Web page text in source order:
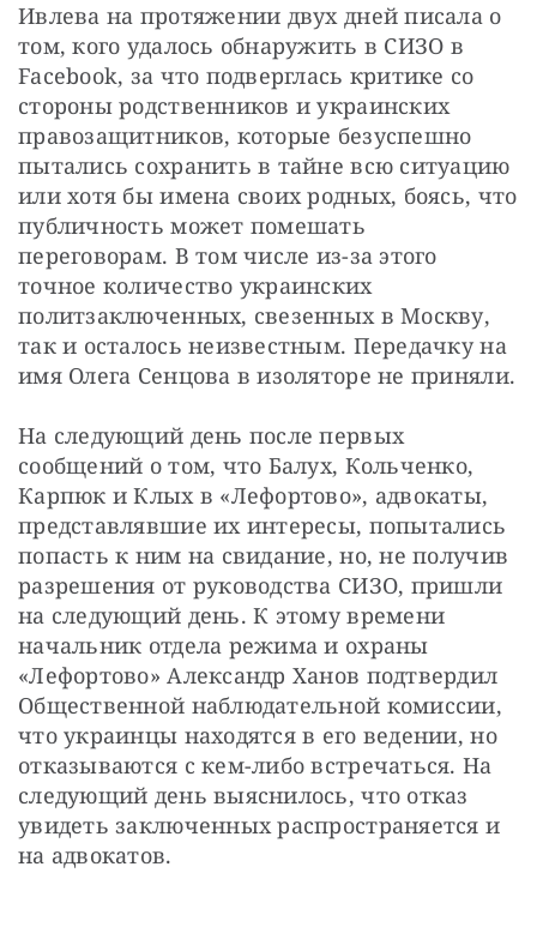
Ивлева на протяжении двух дней писала о
том, кого удалось обнаружить в СИЗО в
Facebook, за что подверглась критике со
стороны родственников и украинских
правозащитников, которые безуспешно
пытались сохранить в тайне всю ситуацию
или хотя бы имена своих родных, боясь, что
публичность может помешать
переговорам. В том числе из-за этого
точное количество украинских
политзаключенных, свезенных в Москву,
так и осталось неизвестным. Передачку на
имя Олега Сенцова в изоляторе не приняли.
На следующий день после первых
сообщений о том, что Балух, Кольченко,
Карпюк и Клых в «Лефортово», адвокаты,
представлявшие их интересы, попытались
попасть к ним на свидание, но, не получив
разрешения от руководства СИЗО, пришли
на следующий день. К этому времени
начальник отдела режима и охраны
«Лефортово» Александр Ханов подтвердил
Общественной наблюдательной комиссии,
что украинцы находятся в его ведении, но
отказываются с кем-либо встречаться. На
следующий день выяснилось, что отказ
увидеть заключенных распространяется и
на адвокатов.